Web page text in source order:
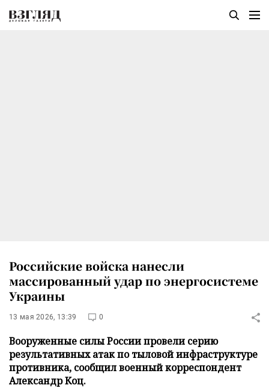
Российские войска нанесли
массированный удар по энергосистеме
Украины
13 мая 2026, 13:39 0
Вооруженные силы России провели серию
результативных атак по тыловой инфраструктуре
противника, сообщил военный корреспондент
Александр Коц.